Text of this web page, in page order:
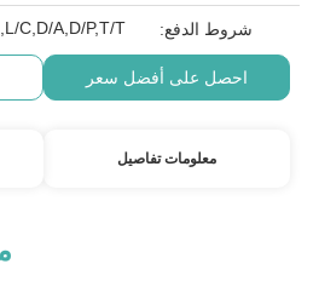
شروط الدفع: L/C,D/A,D/P,T/T,ويسترن يونيون,MoneyGram
احصل على أفضل سعر
معلومات تفاصيل